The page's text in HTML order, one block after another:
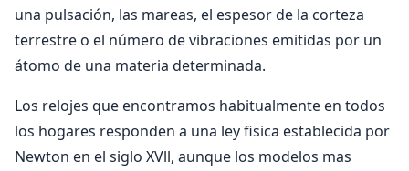
una pulsación, las mareas, el espesor de la corteza
terrestre o el número de vibraciones emitidas por un
átomo de una materia determinada.
Los relojes que encontramos habitualmente en todos
los hogares responden a una ley fisica establecida por
Newton en el siglo XVll, aunque los modelos mas